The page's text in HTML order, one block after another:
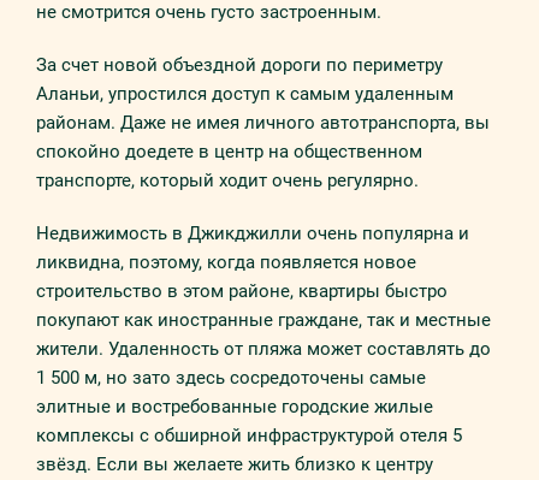
не смотрится очень густо застроенным.
За счет новой объездной дороги по периметру
Аланьи, упростился доступ к самым удаленным
районам. Даже не имея личного автотранспорта, вы
спокойно доедете в центр на общественном
транспорте, который ходит очень регулярно.
Недвижимость в Джикджилли очень популярна и
ликвидна, поэтому, когда появляется новое
строительство в этом районе, квартиры быстро
покупают как иностранные граждане, так и местные
жители. Удаленность от пляжа может составлять до
1 500 м, но зато здесь сосредоточены самые
элитные и востребованные городские жилые
комплексы с обширной инфраструктурой отеля 5
звёзд. Если вы желаете жить близко к центру